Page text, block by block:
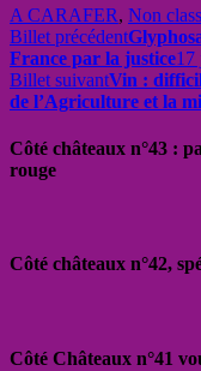
A CARAFER, Non
Billet précédent
France par la justice17
Billet suivantVin :
de l’Agriculture et la
Côté châteaux n°43 :
rouge
Côté châteaux n°42,
Côté Châteaux n°41